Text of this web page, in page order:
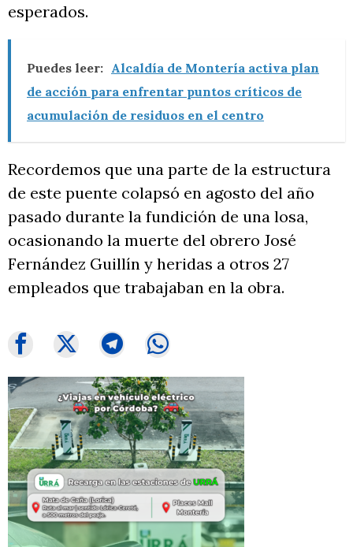
esperados.
Puedes leer: Alcaldía de Montería activa plan
de acción para enfrentar puntos críticos de
acumulación de residuos en el centro
Recordemos que una parte de la estructura
de este puente colapsó en agosto del año
pasado durante la fundición de una losa,
ocasionando la muerte del obrero José
Fernández Guillín y heridas a otros 27
empleados que trabajaban en la obra.